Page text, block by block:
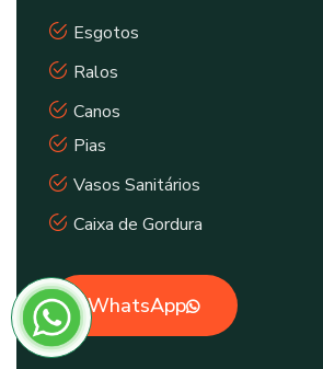
Esgotos
Ralos
Canos
Pias
Vasos Sanitários
Caixa de Gordura
WhatsApp